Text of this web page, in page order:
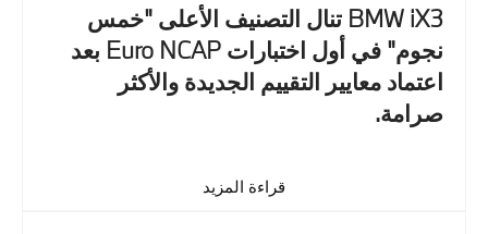
BMW iX3 تنال التصنيف الأعلى "خمس
نجوم" في أول اختبارات Euro NCAP بعد
اعتماد معايير التقييم الجديدة والأكثر
صرامة.
قراءة المزيد